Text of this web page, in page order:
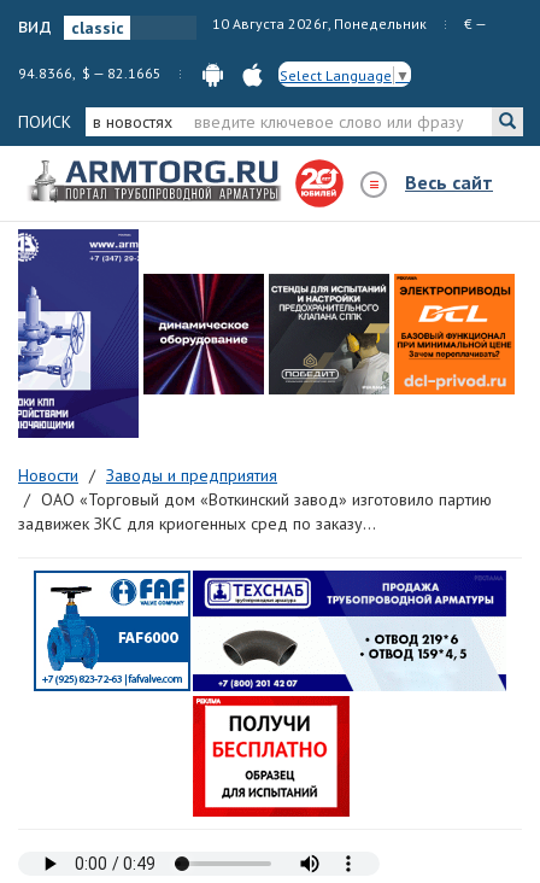
вид 10 Августа 2026г, Понедельник € —
94.8366, $ — 82.1665 Select Language ▼
ПОИСК в новостях
Весь сайт
Новости
Заводы и предприятия
ОАО «Торговый дом «Воткинский завод» изготовило партию
задвижек ЗКС для криогенных сред по заказу...